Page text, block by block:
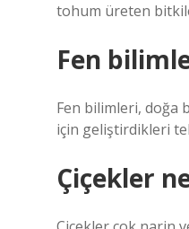
tohum üreten
Fen
Fen bilimleri, doğa
için geliştirdikleri
Çiçekler